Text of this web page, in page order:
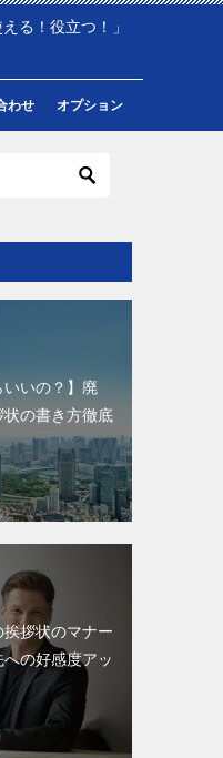
る！役立つ！」
わせ オプション
いいの？】廃
の書き方徹底
拶状のマナー
の好感度アッ